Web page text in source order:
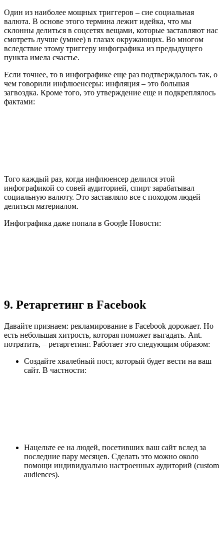
Один из наиболее мощных триггеров – сие социальная
валюта. В основе этого термина лежит идейка, что мы
склонны делиться в соцсетях вещами, которые заставляют нас
смотреть лучше (умнее) в глазах окружающих. Во многом
вследствие этому триггеру инфографика из предыдущего
пункта имела счастье.
Если точнее, то в инфографике еще раз подтверждалось так, о
чем говорили инфлюенсеры: инфляция – это большая
загвоздка. Кроме того, это утверждение еще и подкреплялось
фактами:
Того каждый раз, когда инфлюенсер делился этой
инфографикой со совей аудиторией, спирт зарабатывал
социальную валюту. Это заставляло все с походом людей
делиться материалом.
Инфографика даже попала в Google Новости:
9. Ретаргетинг в Facebook
Давайте признаем: рекламирование в Facebook дорожает. Но
есть небольшая хитрость, которая поможет выгадать. Ant.
потратить, – ретаргетинг. Работает это следующим образом:
Создайте хвалебный пост, который будет вести на ваш
сайт. В частности:
Нацельте ее на людей, посетивших ваш сайт вслед за
последние пару месяцев. Сделать это можно около
помощи индивидуально настроенных аудиторий (custom
audiences).